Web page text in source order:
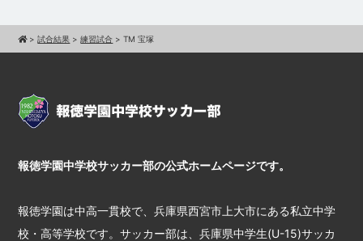
>試合結果 >練習試合 >TM 宝塚
報徳学園中学校サッカー部の公式ホームページです。
報徳学園は中高一貫校で、兵庫県西宮市上大市にある私立中学
校・高等学校です。サッカー部は、兵庫県中学生(U-15)サッカ